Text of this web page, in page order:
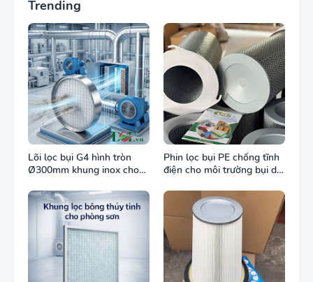
Trending
Lõi lọc bụi G4 hình tròn
Ø300mm khung inox cho
Phin lọc bụi PE chống tĩnh
điện cho môi trường bụi dễ